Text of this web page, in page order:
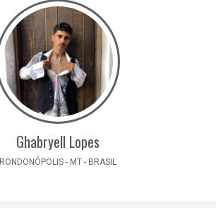
Ghabryell Lopes
RONDONÓPOLIS - MT - BRASIL